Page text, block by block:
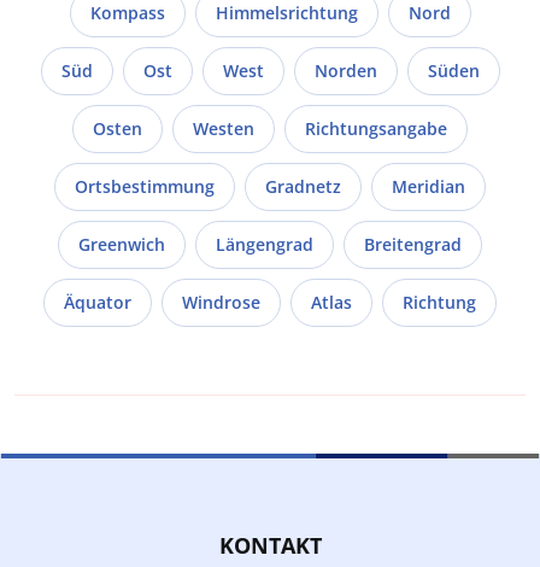
Kompass Himmelsrichtung Nord
Süd Ost West Norden Süden
Osten Westen Richtungsangabe
Ortsbestimmung Gradnetz Meridian
Greenwich Längengrad Breitengrad
Äquator Windrose Atlas Richtung
KONTAKT